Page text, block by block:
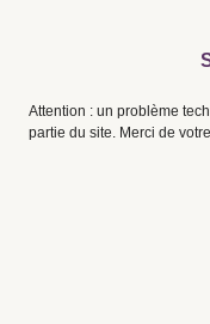
Attention : un problème
partie du site. Merci de